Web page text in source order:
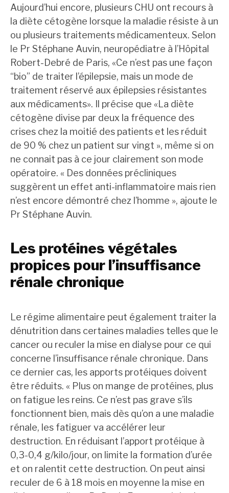
Aujourd’hui encore, plusieurs CHU ont recours à
la diète cétogène lorsque la maladie résiste à un
ou plusieurs traitements médicamenteux. Selon
le Pr Stéphane Auvin, neuropédiatre à l’Hôpital
Robert-Debré de Paris, «Ce n’est pas une façon
“bio” de traiter l’épilepsie, mais un mode de
traitement réservé aux épilepsies résistantes
aux médicaments». Il précise que «La diète
cétogène divise par deux la fréquence des
crises chez la moitié des patients et les réduit
de 90 % chez un patient sur vingt », même si on
ne connait pas à ce jour clairement son mode
opératoire. « Des données précliniques
suggèrent un effet anti-inflammatoire mais rien
n’est encore démontré chez l’homme », ajoute le
Pr Stéphane Auvin.
Les protéines végétales
propices pour l’insuffisance
rénale chronique
Le régime alimentaire peut également traiter la
dénutrition dans certaines maladies telles que le
cancer ou reculer la mise en dialyse pour ce qui
concerne l’insuffisance rénale chronique. Dans
ce dernier cas, les apports protéiques doivent
être réduits. « Plus on mange de protéines, plus
on fatigue les reins. Ce n’est pas grave s’ils
fonctionnent bien, mais dès qu’on a une maladie
rénale, les fatiguer va accélérer leur
destruction. En réduisant l’apport protéique à
0,3-0,4 g/kilo/jour, on limite la formation d’urée
et on ralentit cette destruction. On peut ainsi
reculer de 6 à 18 mois en moyenne la mise en